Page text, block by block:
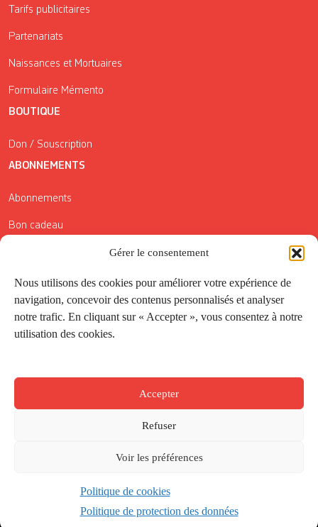
Gérer le consentement
Nous utilisons des cookies pour améliorer votre expérience de
navigation, concevoir des contenus personnalisés et analyser
notre trafic. En cliquant sur « Accepter », vous consentez à notre
utilisation des cookies.
Accepter
Refuser
Voir les préférences
Politique de cookies
Politique de protection des données
Tarifs publicitaires
Partenariats
Naissances et Mortuaires
Formulaire Mémento
BOUTIQUE
Don / Souscription
ABONNEMENTS
Abonnements
Bon cadeau
Conditions générales de vente
Réductions de la Carte Côté Courrier
Application